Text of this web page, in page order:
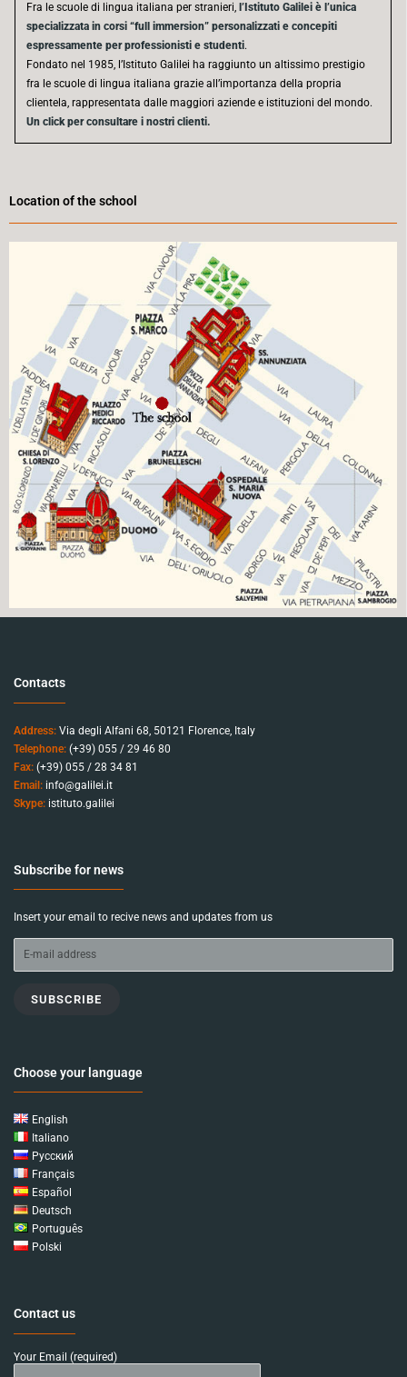
Fra le scuole di lingua italiana per stranieri, l’Istituto Galilei è l’unica
specializzata in corsi “full immersion” personalizzati e concepiti
espressamente per professionisti e studenti.
Fondato nel 1985, l’Istituto Galilei ha raggiunto un altissimo prestigio
fra le scuole di lingua italiana grazie all’importanza della propria
clientela, rappresentata dalle maggiori aziende e istituzioni del mondo.
Un click per consultare i nostri clienti.
Location of the school
Contacts
Address: Via degli Alfani 68, 50121 Florence, Italy
Telephone: (+39) 055 / 29 46 80
Fax: (+39) 055 / 28 34 81
Email: info@galilei.it
Skype: istituto.galilei
Subscribe for news
Insert your email to recive news and updates from us
SUBSCRIBE
Choose your language
English
Italiano
Русский
Français
Español
Deutsch
Português
Polski
Contact us
Your Email (required)